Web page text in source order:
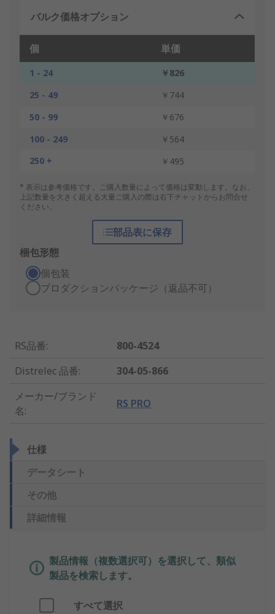
バルク価格オプション
個 単価
1 - 24
￥826
25 - 49
￥744
50 - 99
￥676
100 - 249
￥564
250 +
￥495
* 表示は参考価格です。ご購入数量によって価格は変動します。なお、
上記数量を大きく超える大量ご購入の際は右下チャットからお問合せ
ください。
部品表に保存
梱包形態
個包装
プロダクションパッケージ（返品不可）
RS品番:
800-4524
Distrelec 品番:
304-05-866
メーカー/ブランド
名:
RS PRO
仕様
データシート
その他
詳細情報
製品情報（複数選択可）を選択して、類似
製品を検索します。
すべて選択